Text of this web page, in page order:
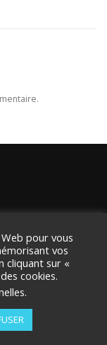
thème par
pour vous
vos
cliquant sur «
cookies.
.